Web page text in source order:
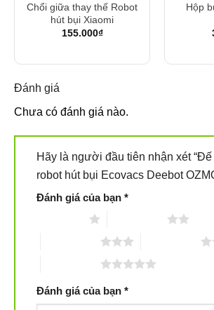
Chổi giữa thay thế Robot
hút bụi Xiaomi
155.000₫
Hộp
Đánh giá
Chưa có đánh giá nào.
Hãy là người đầu tiên nhận xét
robot hút bụi Ecovacs Deebot
Đánh giá của bạn *
Đánh giá của bạn *